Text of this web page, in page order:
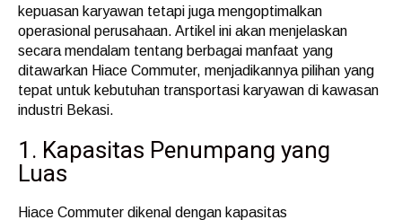
kepuasan karyawan tetapi juga mengoptimalkan
operasional perusahaan. Artikel ini akan menjelaskan
secara mendalam tentang berbagai manfaat yang
ditawarkan Hiace Commuter, menjadikannya pilihan yang
tepat untuk kebutuhan transportasi karyawan di kawasan
industri Bekasi.
1. Kapasitas Penumpang yang
Luas
Hiace Commuter dikenal dengan kapasitas